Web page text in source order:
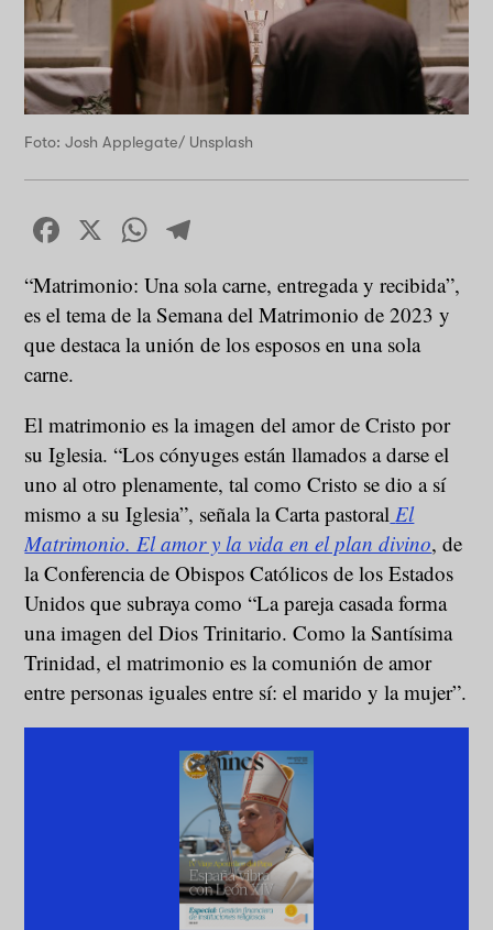
Foto: Josh Applegate/ Unsplash
Facebook
X WhatsApp
“Matrimonio: Una sola carne, entregada y recibida”,
es el tema de la Semana del Matrimonio de 2023 y
que destaca la unión de los esposos en una sola
carne.
El matrimonio es la imagen del amor de Cristo por
su Iglesia. “Los cónyuges están llamados a darse el
uno al otro plenamente, tal como Cristo se dio a sí
mismo a su Iglesia”, señala la Carta pastoral El
Matrimonio. El amor y la vida en el plan divino, de
la Conferencia de Obispos Católicos de los Estados
Unidos que subraya como “La pareja casada forma
una imagen del Dios Trinitario. Como la Santísima
Trinidad, el matrimonio es la comunión de amor
entre personas iguales entre sí: el marido y la mujer”.